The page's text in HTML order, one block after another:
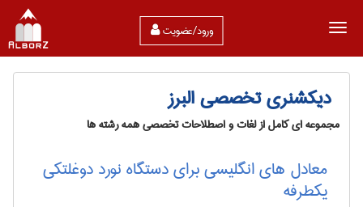
ورود/عضویت
دیکشنری تخصصی البرز
مجموعه ای کامل از لغات و اصطلاحات تخصصی همه رشته ها
معادل های انگلیسی برای دستگاه نورد دوغلتکی
یکطرفه